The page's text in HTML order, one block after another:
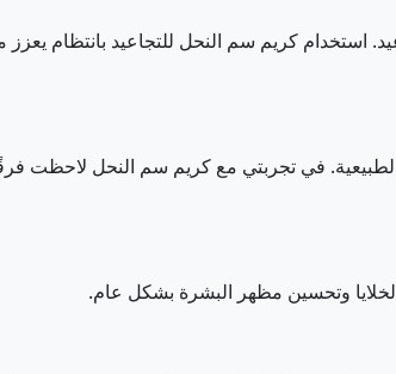
استخدام كريم سم النحل للتجاعيد بانتظام يعزز
في تجربتي مع كريم سم النحل لاحظت
وتحسين مظهر البشرة بشكل عام.